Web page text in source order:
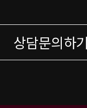
상담문의하